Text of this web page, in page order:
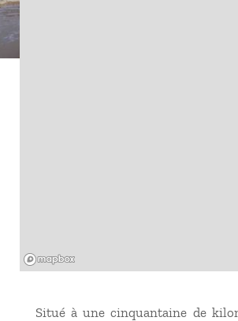
Situé à une cinquantaine de